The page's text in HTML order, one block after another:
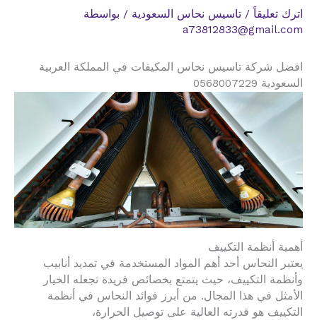
اترك تعليقاً / تاسيس نحاس السعودية / بواسطة
a73812833@gmail.com
افضل شركة تاسيس نحاس المكيفات في المملكة العربية
السعودية 0568007229
أهمية أنظمة التكييف
يعتبر النحاس أحد أهم المواد المستخدمة في تمديد أنابيب
وأنظمة التكييف، حيث يتمتع بخصائص فريدة تجعله الخيار
الأمثل في هذا المجال. من أبرز فوائد النحاس في أنظمة
التكييف هو قدرته العالية على توصيل الحرارة،